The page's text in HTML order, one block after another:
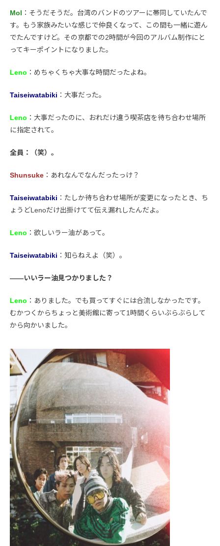
Mol ：そうだそうだ。台湾のバンドのツアーに帯同していたんで
す。もう家族みたいな感じで仲良くなって、この間も一緒に遊ん
でたんですけど。その京都での2時間が今回のアルバム制作にと
ってキーポイントになりました。
Leno ：めちゃくちゃ大事な時間だったよね。
Taiseiwatabiki ：大事だった。
Leno ：大事だったのに、おれだけ違う喫茶店を待ち合わせ場所
に指定されて。
全員：（笑）。
Shunsuke ：あれなんでなんだったっけ？
Taiseiwatabiki ：たしか待ち合わせ場所が変更になったとき、ち
ょうどLenoだけ出掛けてて伝え漏れしたんだよ。
Leno ：欲しいラー油があって。
Taiseiwatabiki ：知らねえよ（笑）。
――いいラー油見つかりました？
Leno ：ありました。でも買ってすぐには合流しなかったです。
むかつくからちょっと美術館に寄って1時間くらいぶらぶらして
から向かいました。